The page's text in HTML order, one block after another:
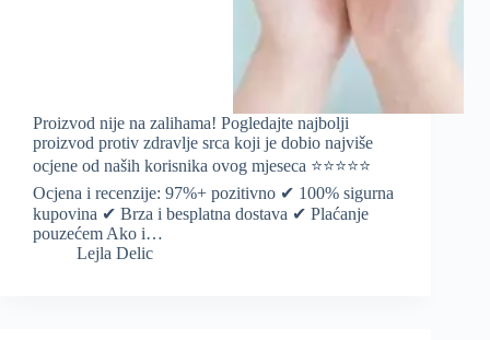
Proizvod nije na zalihama! Pogledajte najbolji
proizvod protiv zdravlje srca koji je dobio najviše
ocjene od naših korisnika ovog mjeseca ⭐️⭐️⭐️⭐️⭐️
Ocjena i recenzije: 97%+ pozitivno ✔ 100% sigurna
kupovina ✔ Brza i besplatna dostava ✔ Plaćanje
pouzećem Ako i…
Lejla Delic